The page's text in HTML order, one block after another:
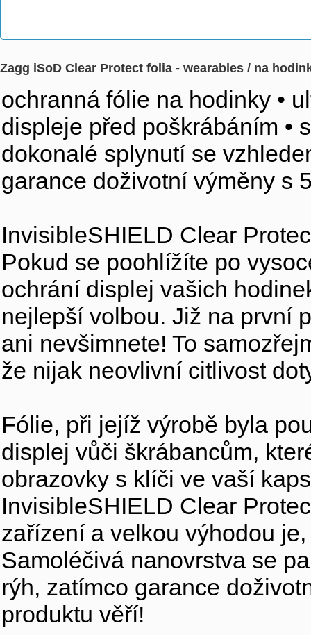
Zagg iSoD Clear Protect folia - wearables / na
ochranná fólie na hodinky •
displeje před poškrábáním •
dokonalé splynutí se
garance doživotní výměny s
InvisibleSHIELD Clear
Pokud se poohlížíte po
ochrání displej vašich
nejlepší volbou. Již na první
ani nevšimnete! To
že nijak neovlivní citlivost
Fólie, při jejíž výrobě byla
displej vůči škrábancům,
obrazovky s klíči ve vaší
InvisibleSHIELD Clear
zařízení a velkou výhodou
Samoléčivá nanovrstva se
rýh, zatímco garance
produktu věří!